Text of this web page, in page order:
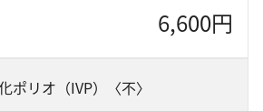
6,600円
ポリオ（IVP）〈不〉